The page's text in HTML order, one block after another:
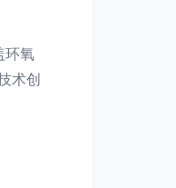
环氧
术创